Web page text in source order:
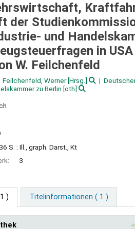
der
und
in
W. Feilchenfeld
Feilchenfeld, Werner[Hrsg.]
zu Berlin [oth]
S. : Ill., graph. Darst., Kt
3
) Titelinformationen ( 1 )